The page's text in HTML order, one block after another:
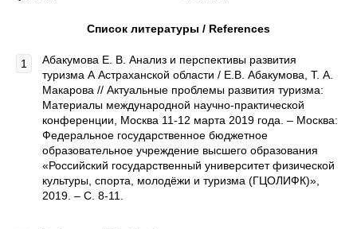
Список литературы / References
Абакумова Е. В. Анализ и перспективы развития
туризма А Астраханской области / Е.В. Абакумова, Т. А.
Макарова // Актуальные проблемы развития туризма:
Материалы международной научно-практической
конференции, Москва 11-12 марта 2019 года. – Москва:
Федеральное государственное бюджетное
образовательное учреждение высшего образования
«Российский государственный университет физической
культуры, спорта, молодёжи и туризма (ГЦОЛИФК)»,
2019. – С. 8-11.